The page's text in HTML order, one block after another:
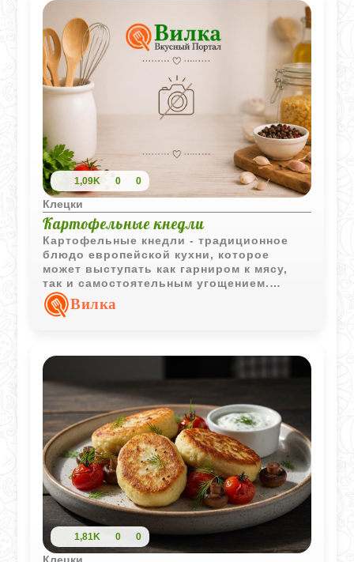
1,09K 0 0
Клецки
Картофельные кнедли
Картофельные кнедли - традиционное
блюдо европейской кухни, которое
может выступать как гарниром к мясу,
так и самостоятельным угощением.
Простое тесто из картофеля получается
мягким и хорошо сочетается с
Вилка
1,81K 0 0